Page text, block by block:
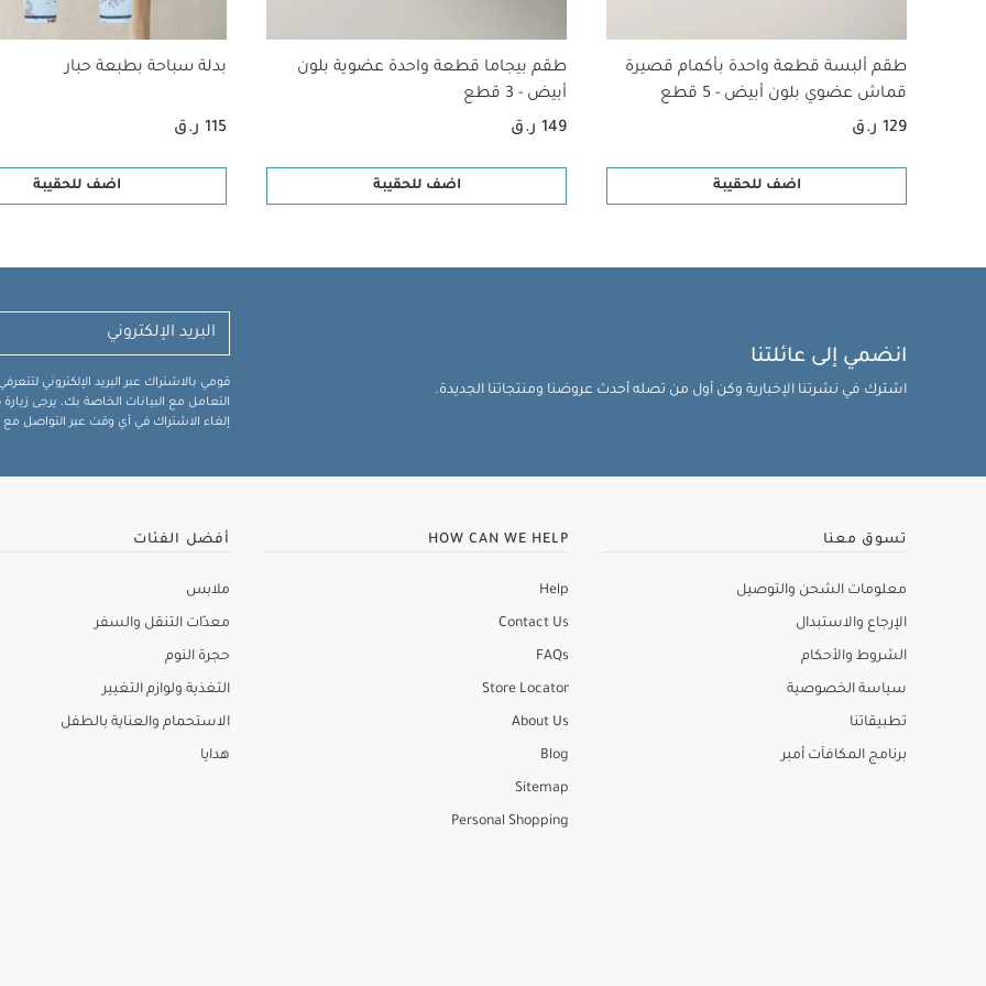
طقم ألبسة قطعة واحدة بأكمام قصيرة
قماش عضوي بلون أبيض - 5 قطع
129 ر.ق
اضف للحقيبة
طقم بيجاما قطعة واحدة عضوية بلون
أبيض - 3 قطع
149 ر.ق
اضف للحقيبة
بدلة سباحة بطبعة حبار
115 ر.ق
اضف للحقيبة
انضمي إلى عائلتنا
اشترك في نشرتنا الإخبارية وكن أول من تصله أحدث عروضنا ومنتجاتنا الجديدة.
قومي بالاشتراك عبر البريد الإلكتروني
التعامل مع البيانات الخاصة بك، يرجى
إلغاء الاشتراك في أي وقت عبر التواصل مع
تسوق معنا
معلومات الشحن والتوصيل
الإرجاع والاستبدال
الشروط والأحكام
سياسة الخصوصية
تطبيقاتنا
برنامج المكافآت أمبر
HOW CAN WE HELP
Help
Contact Us
FAQs
Store Locator
About Us
Blog
Sitemap
Personal Shopping
أفضل الفئات
ملابس
معدّات التنقل والسفر
حجرة النوم
التغذية ولوازم التغيير
الاستحمام والعناية بالطفل
هدايا